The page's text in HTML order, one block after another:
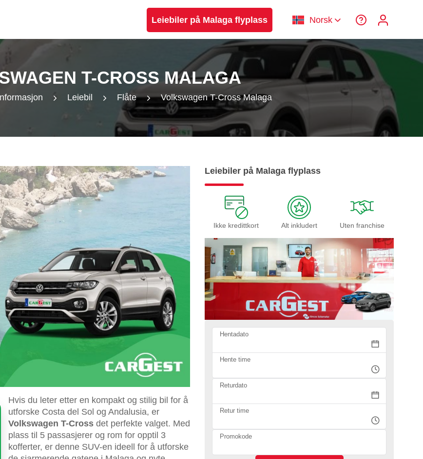
Leiebiler på Malaga flyplass Norsk
T-CROSS MALAGA
Leiebil Flåte Volkswagen T-Cross Malaga
Hvis du leter etter en kompakt og stilig bil for å
utforske Costa del Sol og Andalusia, er
Volkswagen T-Cross det perfekte valget. Med
plass til 5 passasjerer og rom for opptil 3
kofferter, er denne SUV-en ideell for å utforske
Leiebiler på Malaga flyplass
Ikke kredittkort Alt inkludert Uten franchise
Hentadato
Hente time
Returdato
Retur time
Promokode